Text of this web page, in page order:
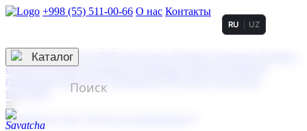
+998 (55) 511-00-66 О нас Контакты
3D гравировка
смолой (Doming)
гравировка твердая
тиснение
RU UZ
☰
Контакты
Каталог